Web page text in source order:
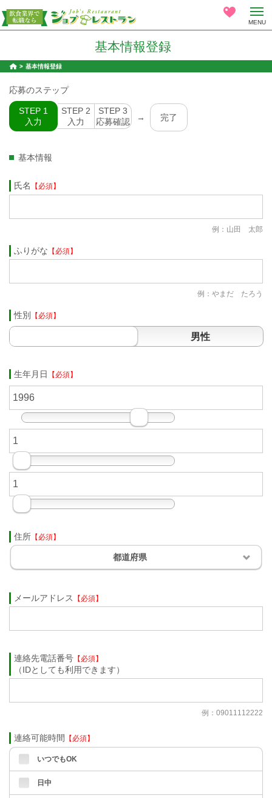
MENU
基本情報登録
基本情報登録
応募のステップ
STEP 1
入力
STEP 2
入力
STEP 3
応募確認
→ 完了
基本情報
氏名 【必須】
例：山田 太郎
ふりがな 【必須】
例：やまだ たろう
性別 【必須】
男性
生年月日 【必須】
住所 【必須】
都道府県
メールアドレス 【必須】
連絡先電話番号 【必須】
（IDとしても利用できます）
例：09011112222
連絡可能時間 【必須】
いつでもOK
日中